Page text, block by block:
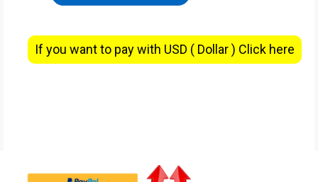
If you want to pay with USD ( Dollar ) Click here